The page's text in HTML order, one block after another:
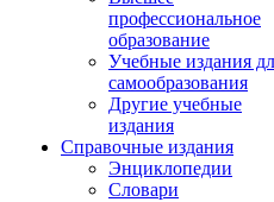
профессиональное
образование
Учебные издания
самообразования
Другие учебные
издания
Справочные издания
Энциклопедии
Словари